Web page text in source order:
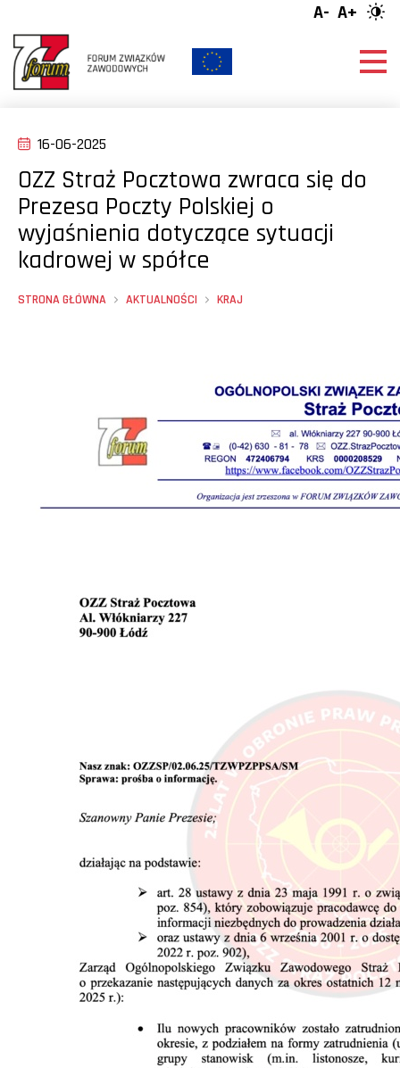
A- A+
16-06-2025
OZZ Straż Pocztowa zwraca się do
Prezesa Poczty Polskiej o
wyjaśnienia dotyczące sytuacji
kadrowej w spółce
STRONA GŁÓWNA AKTUALNOŚCI KRAJ